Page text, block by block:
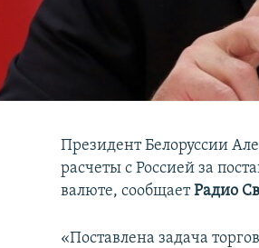
Президент Белоруссии
расчеты с Россией за
валюте, сообщаетРадио
«Поставлена задача